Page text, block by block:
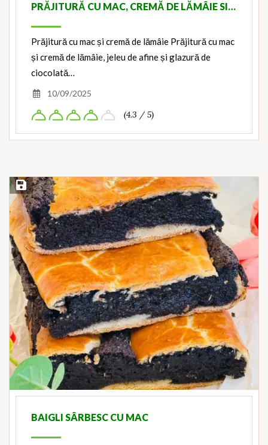
PRĂJITURĂ CU MAC, CREMĂ DE LĂMÂIE SI…
Prăjitură cu mac și cremă de lămâie Prăjitură cu mac
și cremă de lămâie, jeleu de afine și glazură de
ciocolată…
10/09/2025
(4.3 / 5)
Save Recipe
BAIGLI SÂRBESC CU MAC